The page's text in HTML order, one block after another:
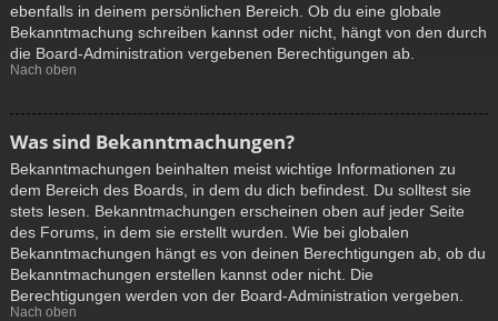
ebenfalls in deinem persönlichen Bereich. Ob du eine globale
Bekanntmachung schreiben kannst oder nicht, hängt von den durch
die Board-Administration vergebenen Berechtigungen ab.
Nach oben
Was sind Bekanntmachungen?
Bekanntmachungen beinhalten meist wichtige Informationen zu
dem Bereich des Boards, in dem du dich befindest. Du solltest sie
stets lesen. Bekanntmachungen erscheinen oben auf jeder Seite
des Forums, in dem sie erstellt wurden. Wie bei globalen
Bekanntmachungen hängt es von deinen Berechtigungen ab, ob du
Bekanntmachungen erstellen kannst oder nicht. Die
Berechtigungen werden von der Board-Administration vergeben.
Nach oben